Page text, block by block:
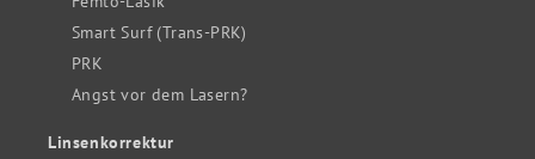
Smart Surf (Trans-PRK)
PRK
Angst vor dem Lasern?
Linsenkorrektur